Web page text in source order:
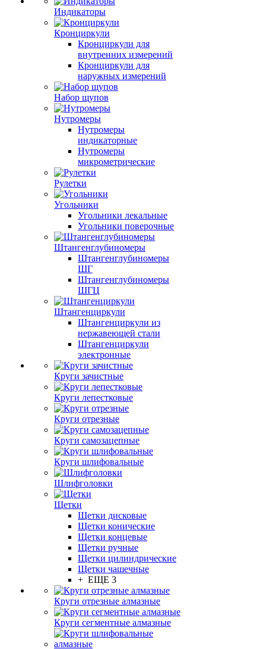
Индикаторы
Кронциркули
Кронциркули для
внутренних измерений
Кронциркули для
наружных измерений
Набор щупов
Нутромеры
Нутромеры
индикаторные
Нутромеры
микрометрические
Рулетки
Угольники
Угольники лекальные
Угольники поверочные
Штангенглубиномеры
Штангенглубиномеры
ШГ
Штангенглубиномеры
ШГЦ
Штангенциркули
Штангенциркули из
нержавеющей стали
Штангенциркули
электронные
Круги зачистные
Круги лепестковые
Круги отрезные
Круги самозацепные
Круги шлифовальные
Шлифголовки
Щетки
Щетки дисковые
Щетки конические
Щетки концевые
Щетки ручные
Щетки цилиндрические
Щетки чашечные
+ ЕЩЕ 3
Круги отрезные алмазные
Круги сегментные алмазные